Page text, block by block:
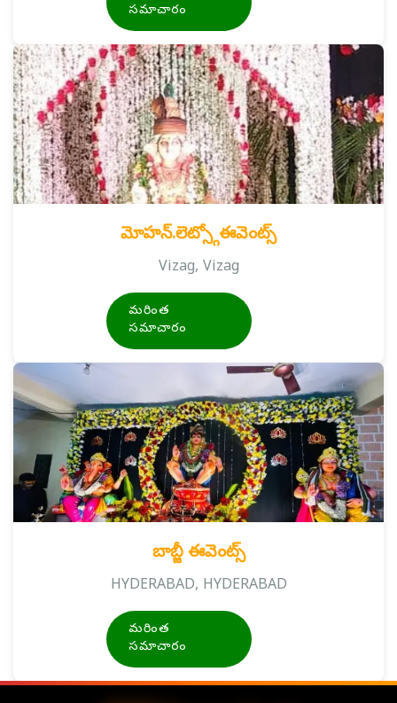
సమాచారం
మోహన్.లెట్స్గోఈవెంట్స్
Vizag, Vizag
మరింత
సమాచారం
బాబ్జీ ఈవెంట్స్
HYDERABAD, HYDERABAD
మరింత
సమాచారం